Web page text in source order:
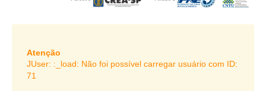
DIRETORIA
LIVRO GESTÃO 2026-2029
SUBSEDES SINDICAIS
Atenção
JUser: :_load: Não foi possível carregar usuário com ID:
71